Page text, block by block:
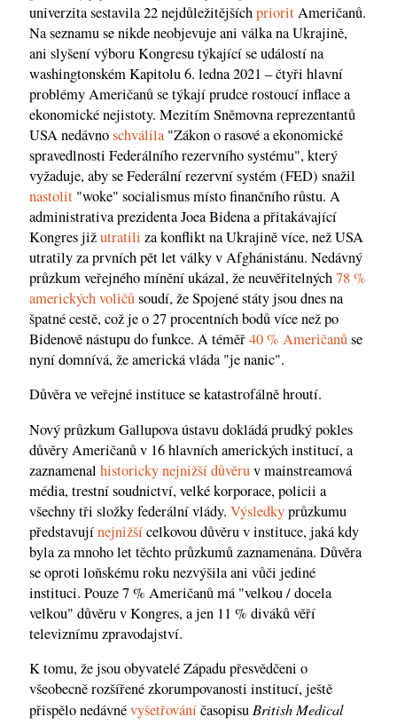
univerzita sestavila 22 nejdůležitějšíchprioritAmeričanů.
Na seznamu se nikde neobjevuje ani válka na Ukrajině,
ani slyšení výboru Kongresu týkající se událostí na
washingtonském Kapitolu 6. ledna 2021 – čtyři hlavní
problémy Američanů se týkají prudce rostoucí inflace a
ekonomické nejistoty. Mezitím Sněmovna reprezentantů
USA nedávnoschválila "Zákon o rasové a ekonomické
spravedlnosti Federálního rezervního systému", který
vyžaduje, aby se Federální rezervní systém (FED) snažil
nastolit "woke" socialismus místo finančního růstu. A
administrativa prezidenta Joea Bidena a přitakávající
Kongres jižutratili za konflikt na Ukrajině více, než USA
utratily za prvních pět let války v Afghánistánu. Nedávný
průzkum veřejného mínění ukázal, že neuvěřitelných78 %
amerických voličůsoudí, že Spojené státy jsou dnes na
špatné cestě, což je o 27 procentních bodů více než po
Bidenově nástupu do funkce. A téměř40 % Američanůse
nyní domnívá, že americká vláda "je nanic".
Důvěra ve veřejné instituce se katastrofálně hroutí.
Nový průzkum Gallupova ústavu dokládá prudký pokles
důvěry Američanů v 16 hlavních amerických institucí, a
zaznamenal historicky nejnižší důvěruv mainstreamová
média, trestní soudnictví, velké korporace, policii a
všechny tři složky federální vlády. Výsledkyprůzkumu
představujínejnižšícelkovou důvěru v instituce, jaká kdy
byla za mnoho let těchto průzkumů zaznamenána. Důvěra
se oproti loňskému roku nezvýšila ani vůči jediné
instituci. Pouze 7 % Američanů má "velkou / docela
velkou" důvěru v Kongres, a jen 11 % diváků věří
televiznímu zpravodajství.
K tomu, že jsou obyvatelé Západu přesvědčeni o
všeobecně rozšířené zkorumpovanosti institucí, ještě
přispělo nedávnévyšetřováníčasopisu British Medical